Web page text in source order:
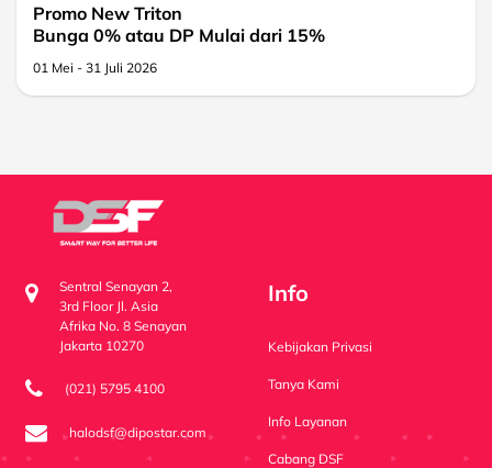
Promo New Triton
Bunga 0% atau DP Mulai dari 15%
01 Mei - 31 Juli 2026
Sentral Senayan 2,
3rd Floor Jl. Asia
Afrika No. 8 Senayan
Jakarta 10270
(021) 5795 4100
halodsf@dipostar.com
Info
Kebijakan Privasi
Tanya Kami
Info Layanan
Cabang DSF